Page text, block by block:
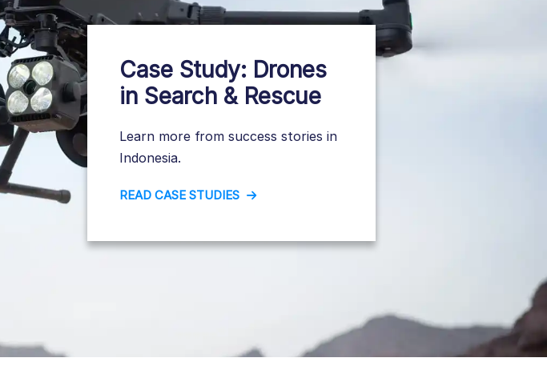
Case Study: Drones
in Search & Rescue
Learn more from success stories in
Indonesia.
READ CASE STUDIES